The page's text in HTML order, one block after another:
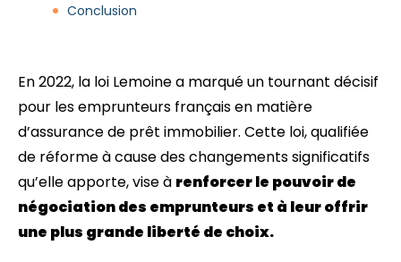
Conclusion
En 2022, la loi Lemoine a marqué un tournant décisif
pour les emprunteurs français en matière
d’assurance de prêt immobilier. Cette loi, qualifiée
de réforme à cause des changements significatifs
qu’elle apporte, vise à renforcer le pouvoir de
négociation des emprunteurs et à leur offrir
une plus grande liberté de choix.